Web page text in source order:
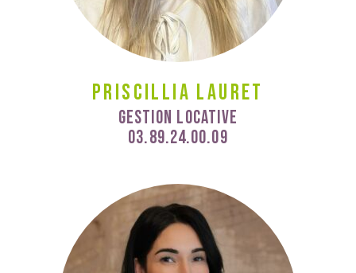
Priscillia Lauret
Gestion Locative
03.89.24.00.09